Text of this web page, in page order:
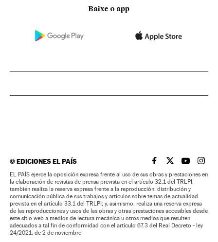
Baixe o app
©EDICIONES EL PAÍS EL PAÍS BRASIL EN
EL PAÍSEL PAÍS
EL
EL PAÍS ejerce la oposición expresa frente al uso de sus obras y prestaciones en
la elaboración de revistas de prensa prevista en el artículo 32.1 del TRLPI;
también realiza la reserva expresa frente a la reproducción, distribución y
comunicación pública de sus trabajos y artículos sobre temas de actualidad
prevista en el artículo 33.1 del TRLPI; y, asimismo, realiza una reserva expresa
de las reproducciones y usos de las obras y otras prestaciones accesibles desde
este sitio web a medios de lectura mecánica u otros medios que resulten
adecuados a tal fin de conformidad con el artículo 67.3 del Real Decreto - ley
24/2021, de 2 de noviembre